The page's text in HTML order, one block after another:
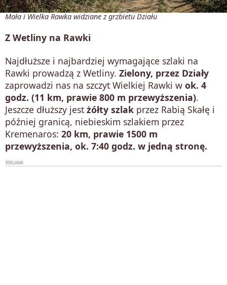
Mała i Wielka Rawka widziane z grzbietu Działu
Z Wetliny na Rawki
Najdłuższe i najbardziej wymagające szlaki na
Rawki prowadzą z Wetliny. Zielony, przez Działy
zaprowadzi nas na szczyt Wielkiej Rawki w ok. 4
godz. (11 km, prawie 800 m przewyższenia).
Jeszcze dłuższy jest żółty szlak przez Rabią Skałę i
później granicą, niebieskim szlakiem przez
Kremenaros: 20 km, prawie 1500 m
przewyższenia, ok. 7:40 godz. w jedną stronę.